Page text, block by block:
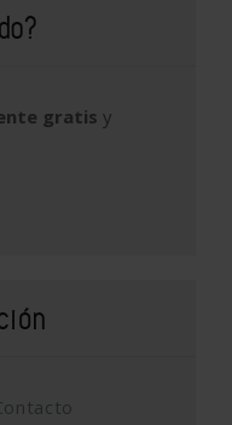
gratis y